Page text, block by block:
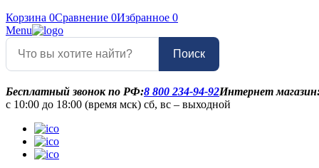
Корзина 0Сравнение 0Избранное 0
Бесплатный звонок по РФ:8 800 234-94-92Интернет
с 10:00 до 18:00 (время мск) сб, вс – выходной
Menu
Поиск